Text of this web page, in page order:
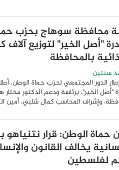
محافظة سوهاج بحزب
"أصل الخير" لتوزيع آلاف
بالمحافظة
سنتين
الدور المجتمعي لحزب حماة الوطن،
"أصل الخير"، برئاسة ودعم الدكتور
وإشراف المحاسب كمال شلبي، أمين
حماة الوطن: قرار
يخالف القانون
لفلسطين